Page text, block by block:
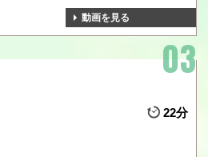
動画を見る
22分